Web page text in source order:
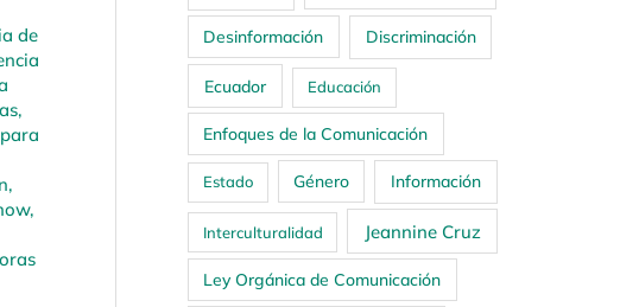
de
,
,
Desinformación Discriminación
Ecuador Educación
Enfoques de la Comunicación
Estado Género Información
Interculturalidad Jeannine Cruz
Ley Orgánica de Comunicación